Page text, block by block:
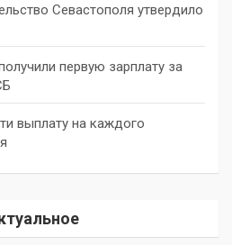
Севастополя утвердило
первую зарплату за
выплату на каждого